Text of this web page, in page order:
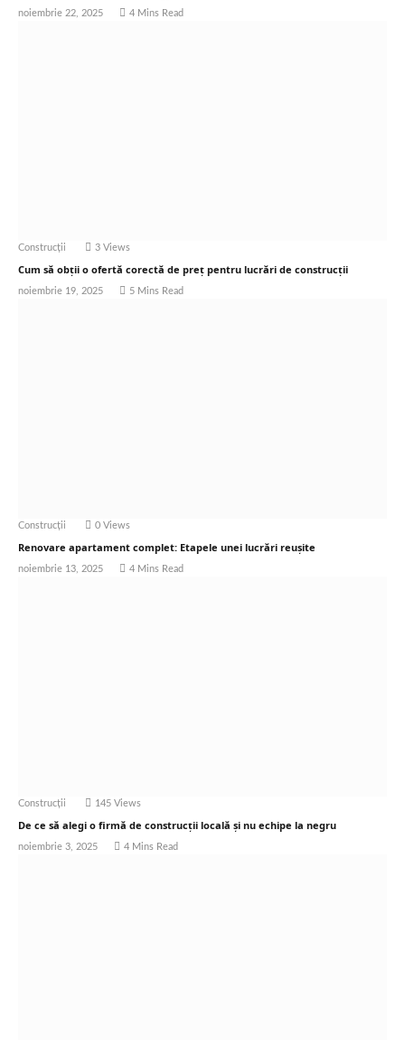
noiembrie 22, 2025 4 Mins Read
Construcții 3 Views
Cum să obții o ofertă corectă de preț pentru lucrări de construcții
noiembrie 19, 2025 5 Mins Read
Construcții 0 Views
Renovare apartament complet: Etapele unei lucrări reușite
noiembrie 13, 2025 4 Mins Read
Construcții 145 Views
De ce să alegi o firmă de construcții locală și nu echipe la negru
noiembrie 3, 2025 4 Mins Read